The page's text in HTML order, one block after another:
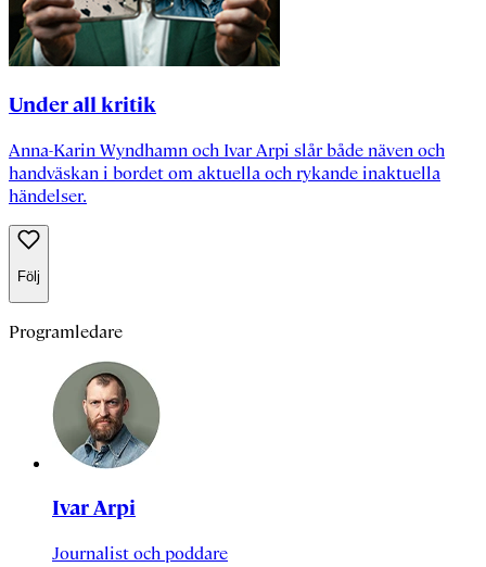
Under all kritik
Anna-Karin Wyndhamn och Ivar Arpi slår både näven och
handväskan i bordet om aktuella och rykande inaktuella
händelser.
Följ
Programledare
Ivar Arpi
Journalist och poddare